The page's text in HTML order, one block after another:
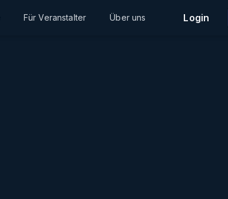
Für Veranstalter Über uns Login